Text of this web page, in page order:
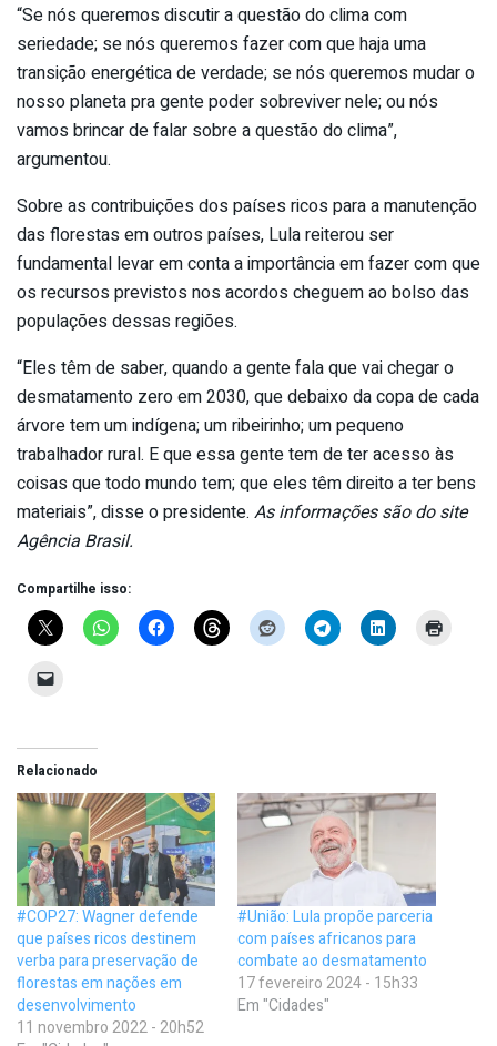
“Se nós queremos discutir a questão do clima com
seriedade; se nós queremos fazer com que haja uma
transição energética de verdade; se nós queremos mudar o
nosso planeta pra gente poder sobreviver nele; ou nós
vamos brincar de falar sobre a questão do clima”,
argumentou.
Sobre as contribuições dos países ricos para a manutenção
das florestas em outros países, Lula reiterou ser
fundamental levar em conta a importância em fazer com que
os recursos previstos nos acordos cheguem ao bolso das
populações dessas regiões.
“Eles têm de saber, quando a gente fala que vai chegar o
desmatamento zero em 2030, que debaixo da copa de cada
árvore tem um indígena; um ribeirinho; um pequeno
trabalhador rural. E que essa gente tem de ter acesso às
coisas que todo mundo tem; que eles têm direito a ter bens
materiais”, disse o presidente. As informações são do site
Agência Brasil.
Compartilhe isso:
Relacionado
#COP27: Wagner defende
que países ricos destinem
verba para preservação de
florestas em nações em
desenvolvimento
11 novembro 2022 - 20h52
#União: Lula propõe parceria
com países africanos para
combate ao desmatamento
17 fevereiro 2024 - 15h33
Em "Cidades"